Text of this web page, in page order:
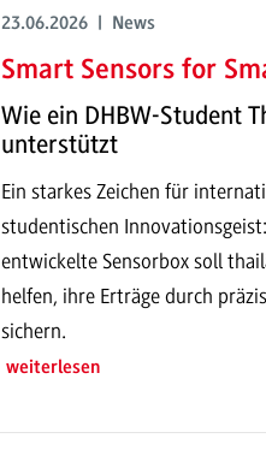
23.06.2026 | News
Smart Sensors for
Wie ein DHBW-Student
unterstützt
Ein starkes Zeichen für
studentischen
entwickelte Sensorbox soll
helfen, ihre Erträge durch
sichern.
weiterlesen